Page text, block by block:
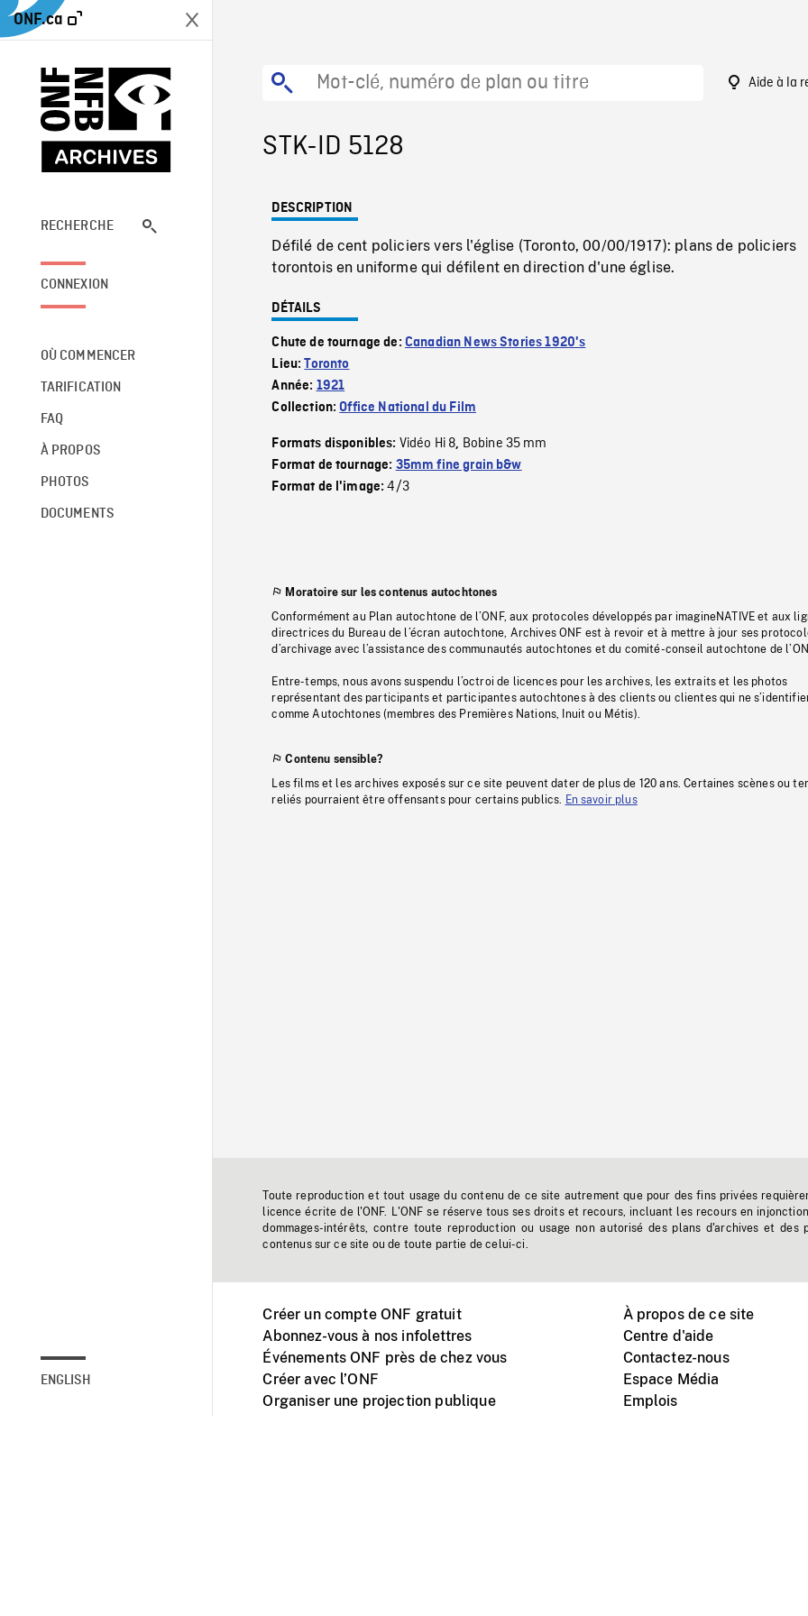
ONF.ca
RECHERCHE
CONNEXION
OÙ COMMENCER
TARIFICATION
FAQ
À PROPOS
PHOTOS
DOCUMENTS
ENGLISH
Aide à la
STK-ID 5128
DESCRIPTION
Défilé de cent policiers vers l'église (Toronto, 00/00/1917): plans de policiers
torontois en uniforme qui défilent en direction d'une église.
DÉTAILS
Chute de tournage de: Canadian News Stories 1920's
Lieu:Toronto
Année: 1921
Collection:Office National du Film
Formats disponibles: Vidéo Hi 8, Bobine 35 mm
Format de tournage: 35mm fine grain b&w
Format de l'image:4/3
Moratoire sur les contenus autochtones
Conformément au Plan autochtone de l’ONF, aux protocoles développés par imagineNATIVE et aux
directrices du Bureau de l’écran autochtone, Archives ONF est à revoir et à mettre à jour ses
d’archivage avec l’assistance des communautés autochtones et du comité-conseil autochtone de
Entre-temps, nous avons suspendu l’octroi de licences pour les archives, les extraits et les photos
représentant des participants et participantes autochtones à des clients ou clientes qui ne
comme Autochtones (membres des Premières Nations, Inuit ou Métis).
Contenu sensible?
Les films et les archives exposés sur ce site peuvent dater de plus de 120 ans. Certaines scènes ou
reliés pourraient être offensants pour certains publics. En savoir plus
Toute reproduction et tout usage du contenu de ce site autrement que pour des fins privées
licence écrite de l'ONF. L'ONF se réserve tous ses droits et recours, incluant les recours en
dommages-intérêts, contre toute reproduction ou usage non autorisé des plans d'archives et des
contenus sur ce site ou de toute partie de celui-ci.
Créer un compte ONF gratuit
Abonnez-vous à nos infolettres
Événements ONF près de chez vous
Créer avec l’ONF
Organiser une projection publique
À propos de ce site
Centre d'aide
Contactez-nous
Espace Média
Emplois